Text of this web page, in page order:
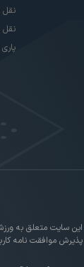
نقل
نقل
سایت متعلق به
موافقت نامه